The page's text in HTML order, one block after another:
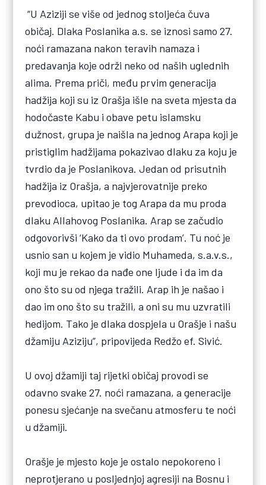
“U Aziziji se više od jednog stoljeća čuva
običaj. Dlaka Poslanika a.s. se iznosi samo 27.
noći ramazana nakon teravih namaza i
predavanja koje održi neko od naših uglednih
alima. Prema priči, među prvim generacija
hadžija koji su iz Orašja išle na sveta mjesta da
hodočaste Kabu i obave petu islamsku
dužnost, grupa je naišla na jednog Arapa koji je
pristiglim hadžijama pokazivao dlaku za koju je
tvrdio da je Poslanikova. Jedan od prisutnih
hadžija iz Orašja, a najvjerovatnije preko
prevodioca, upitao je tog Arapa da mu proda
dlaku Allahovog Poslanika. Arap se začudio
odgovorivši ‘Kako da ti ovo prodam’. Tu noć je
usnio san u kojem je vidio Muhameda, s.a.v.s.,
koji mu je rekao da nađe one ljude i da im da
ono što su od njega tražili. Arap ih je našao i
dao im ono što su tražili, a oni su mu uzvratili
hedijom. Tako je dlaka dospjela u Orašje i našu
džamiju Aziziju”, pripovijeda Redžo ef. Sivić.
U ovoj džamiji taj rijetki običaj provodi se
odavno svake 27. noći ramazana, a generacije
ponesu sjećanje na svečanu atmosferu te noći
u džamiji.
Orašje je mjesto koje je ostalo nepokoreno i
neprotjerano u posljednjoj agresiji na Bosnu i